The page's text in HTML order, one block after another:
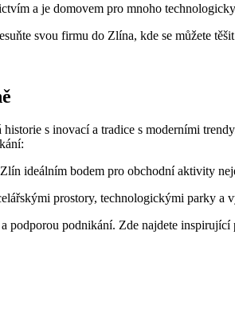
a je domovem pro mnoho
svou firmu do Zlína, kde se můžete
s inovací a tradice s moderními
ideálním bodem pro obchodní aktivity
prostory, technologickými parky
podporou podnikání. Zde najdete